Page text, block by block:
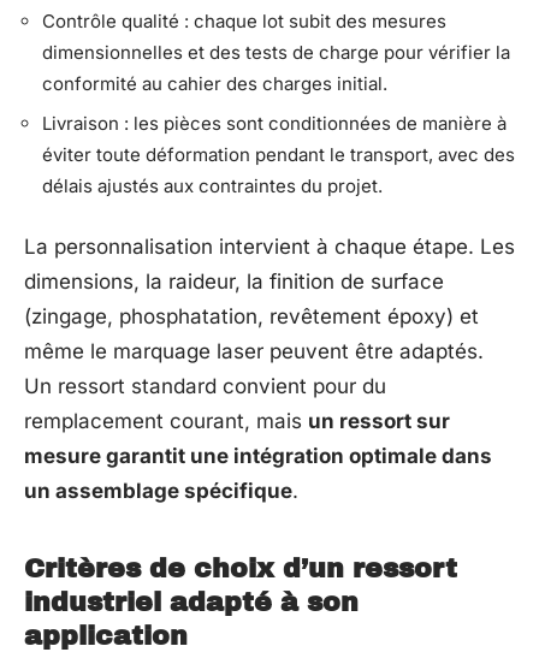
Contrôle qualité : chaque lot subit des mesures
dimensionnelles et des tests de charge pour vérifier la
conformité au cahier des charges initial.
Livraison : les pièces sont conditionnées de manière à
éviter toute déformation pendant le transport, avec des
délais ajustés aux contraintes du projet.
La personnalisation intervient à chaque étape. Les
dimensions, la raideur, la finition de surface
(zingage, phosphatation, revêtement époxy) et
même le marquage laser peuvent être adaptés.
Un ressort standard convient pour du
remplacement courant, mais un ressort sur
mesure garantit une intégration optimale dans
un assemblage spécifique.
Critères de choix d’un ressort
industriel adapté à son
application